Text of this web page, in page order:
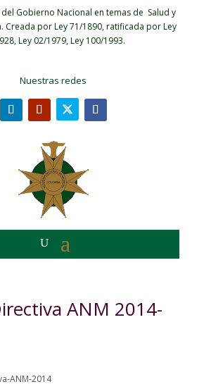
Gobierno Nacional en temas de Salud y
Creada por Ley 71/1890, ratificada por Ley
Ley 02/1979, Ley 100/1993.
Nuestras redes
ANM 2014-